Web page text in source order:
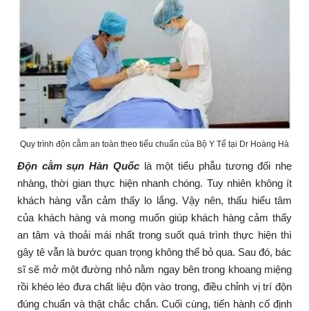
Quy trình độn cằm an toàn theo tiểu chuẩn của Bộ Y Tế tại Dr Hoàng Hà
Độn cằm sụn Hàn Quốclà một tiểu phẫu tương đối nhẹ
nhàng, thời gian thực hiện nhanh chóng. Tuy nhiên không ít
khách hàng vẫn cảm thấy lo lắng. Vậy nên, thấu hiểu tâm
của khách hàng và mong muốn giúp khách hàng cảm thấy
an tâm và thoải mái nhất trong suốt quá trình thực hiện thì
gây tê vẫn là bước quan trọng không thể bỏ qua. Sau đó, bác
sĩ sẽ mở một đường nhỏ nằm ngay bên trong khoang miệng
rồi khéo léo đưa chất liệu độn vào trong, điều chỉnh vị trí độn
đúng chuẩn và thật chắc chắn. Cuối cùng, tiến hành cố định